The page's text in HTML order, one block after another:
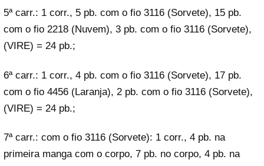
5ª carr.: 1 corr., 5 pb. com o fio 3116 (Sorvete), 15 pb.
com o fio 2218 (Nuvem), 3 pb. com o fio 3116 (Sorvete),
(VIRE) = 24 pb.;
6ª carr.: 1 corr., 4 pb. com o fio 3116 (Sorvete), 17 pb.
com o fio 4456 (Laranja), 2 pb. com o fio 3116 (Sorvete),
(VIRE) = 24 pb.;
7ª carr.: com o fio 3116 (Sorvete): 1 corr., 4 pb. na
primeira manga com o corpo, 7 pb. no corpo, 4 pb. na